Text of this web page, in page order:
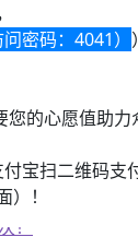
密码：4041）
的心愿值助力
宝扫二维码
！